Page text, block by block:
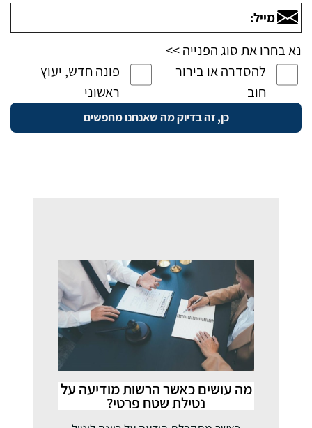
נא בחרו את סוג הפנייה >>
להסדרה או בירור
חוב
פונה חדש, יעוץ
ראשוני
מה עושים כאשר הרשות מודיעה על
נטילת שטח פרטי?